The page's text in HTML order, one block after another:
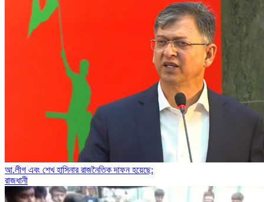
আ.লীগ এবং শেখ হাসিনার রাজনৈতিক দাফন হয়েছে:
রাজধানী